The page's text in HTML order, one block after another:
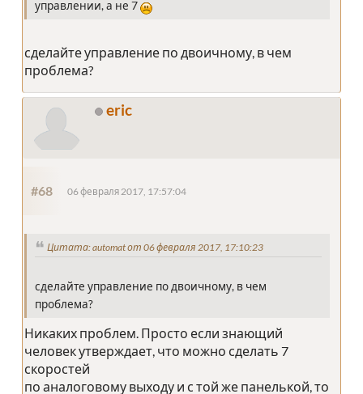
управлении, а не 7
сделайте управление по двоичному, в чем
проблема?
eric
#68 06 февраля 2017, 17:57:04
Цитата: automat от 06 февраля 2017, 17:10:23
сделайте управление по двоичному, в чем
проблема?
Никаких проблем. Просто если знающий
человек утверждает, что можно сделать 7
скоростей
по аналоговому выходу и с той же панелькой, то